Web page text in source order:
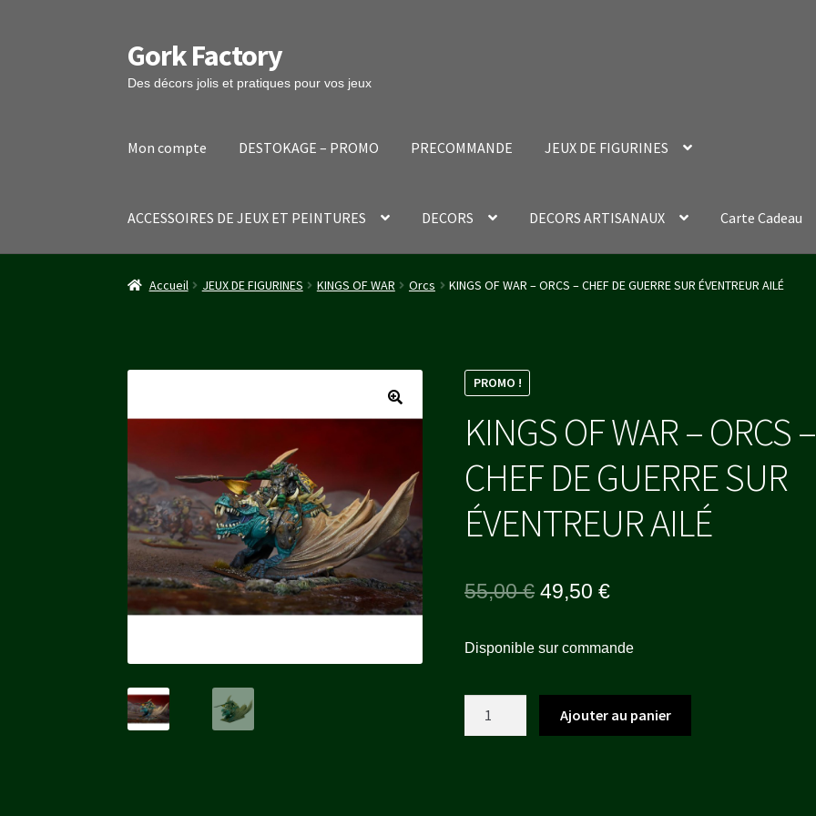
Aller
à
la
Aller
au
contenu
Gork Factory
Des décors jolis et pratiques pour vos jeux
Mon compte DESTOKAGE – PROMO PRECOMMANDE JEUX DE FIGURINES
ACCESSOIRES DE JEUX ET PEINTURES DECORS DECORS ARTISANAUX Carte Cadeau
Accueil CGV Mon comptePanier Stripe Payment Success PageValidation de la commande
Accueil JEUX DE FIGURINES KINGS OF WAR Orcs KINGS OF WAR – ORCS – CHEF DE GUERRE SUR ÉVENTREUR AILÉ
PROMO !
KINGS OF WAR – ORCS –
CHEF DE GUERRE SUR
ÉVENTREUR AILÉ
55,00€ Le
initial
était :
55,00 €.
49,50€Le
actuel
est :
49,50 €.
Disponible sur commande
Ajouter au panier